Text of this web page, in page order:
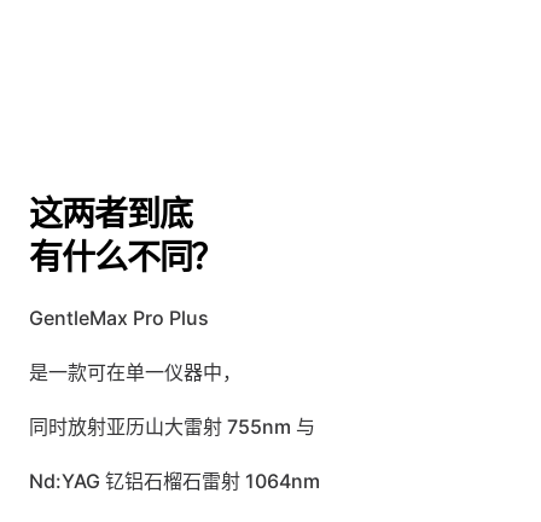
这两者到底
有什么不同？
GentleMax Pro Plus
是一款可在单一仪器中，
同时放射亚历山大雷射 755nm 与
Nd:YAG 钇铝石榴石雷射 1064nm